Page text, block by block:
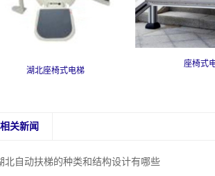
湖北座椅式电梯
座椅式
相关新闻
北自动扶梯的种类和结构设计有哪些